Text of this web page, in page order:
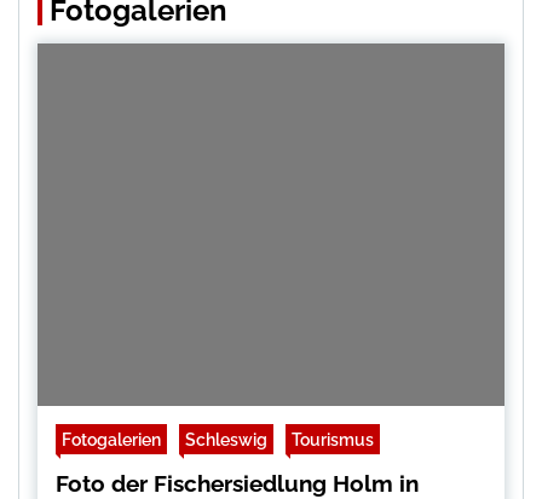
Fotogalerien
Fotogalerien Schleswig Tourismus
Foto der Fischersiedlung Holm in